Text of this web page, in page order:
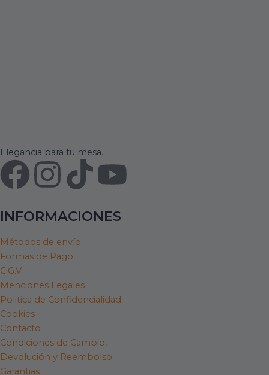
Elegancia para tu mesa.
F
a
c
e
b
o
o
I
n
s
t
a
r
T
i
k
o
Y
o
u
u
INFORMACIONES
Métodos de envío
Formas de Pago
C.G.V.
Menciones Legales
Politica de Confidencialidad
Cookies
Contacto
Condiciones de Cambio,
Devolución y Reembolso
Garantias